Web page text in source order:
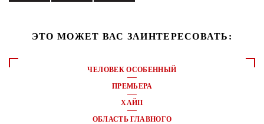
ЭТО МОЖЕТ ВАС ЗАИНТЕРЕСОВАТЬ:
ЧЕЛОВЕК ОСОБЕННЫЙ
ПРЕМЬЕРА
ХАЙП
ОБЛАСТЬ ГЛАВНОГО